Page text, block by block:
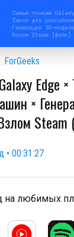
ForGeeks
Edge ×
×
Steam
• 00:31:27
на любимых